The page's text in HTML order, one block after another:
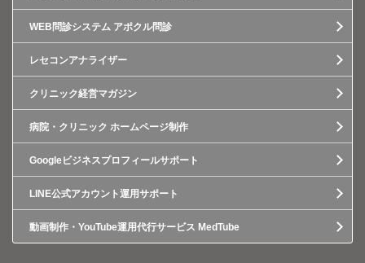
WEB問診システム アポクル問診
レセコンアナライザー
クリニック経営マガジン
病院・クリニック ホームページ制作
Googleビジネスプロフィールサポート
LINE公式アカウント運用サポート
動画制作・YouTube運用代行サービス MedTube